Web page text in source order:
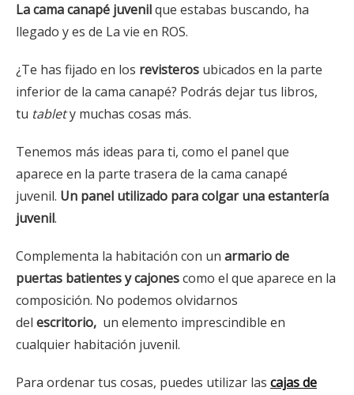
La cama canapé juvenilque estabas buscando, ha
llegado y es de La vie en ROS.
¿Te has fijado en los revisteros ubicados en la parte
inferior de la cama canapé? Podrás dejar tus libros,
tu tablety muchas cosas más.
Tenemos más ideas para ti, como el panel que
aparece en la parte trasera de la cama canapé
juvenil. Un panel utilizado para colgar una estantería
juvenil.
Complementa la habitación con un armario de
puertas batientes y cajonescomo el que aparece en la
composición. No podemos olvidarnos
del escritorio, un elemento imprescindible en
cualquier habitación juvenil.
Para ordenar tus cosas, puedes utilizar las cajas de